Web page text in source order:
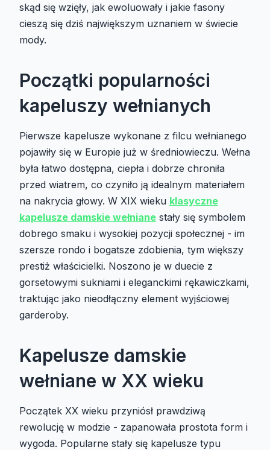
skąd się wzięły, jak ewoluowały i jakie fasony
cieszą się dziś największym uznaniem w świecie
mody.
Początki popularności
kapeluszy wełnianych
Pierwsze kapelusze wykonane z filcu wełnianego
pojawiły się w Europie już w średniowieczu. Wełna
była łatwo dostępna, ciepła i dobrze chroniła
przed wiatrem, co czyniło ją idealnym materiałem
na nakrycia głowy. W XIX wieku klasyczne
kapelusze damskie wełniane stały się symbolem
dobrego smaku i wysokiej pozycji społecznej - im
szersze rondo i bogatsze zdobienia, tym większy
prestiż właścicielki. Noszono je w duecie z
gorsetowymi sukniami i eleganckimi rękawiczkami,
traktując jako nieodłączny element wyjściowej
garderoby.
Kapelusze damskie
wełniane w XX wieku
Początek XX wieku przyniósł prawdziwą
rewolucję w modzie - zapanowała prostota form i
wygoda. Popularne stały się kapelusze typu